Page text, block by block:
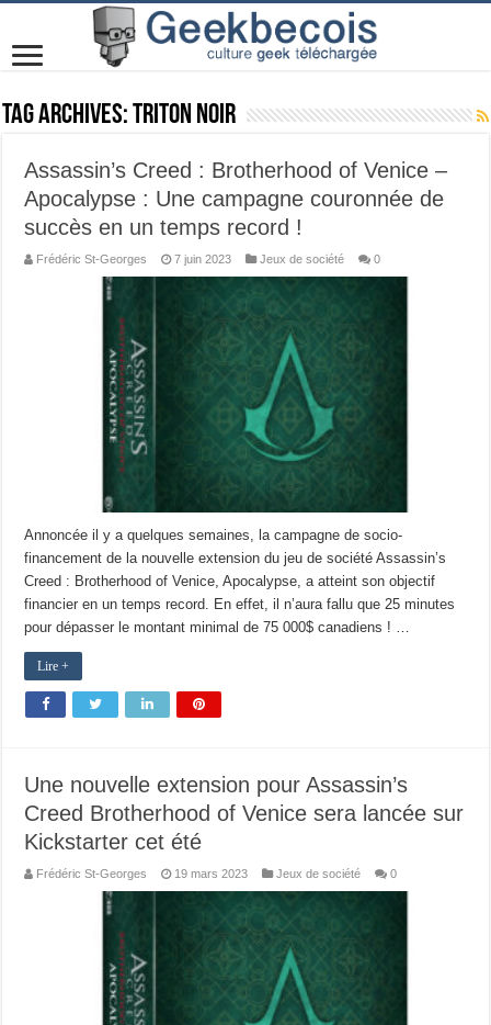
Tag Archives:Triton Noir
Assassin’s Creed : Brotherhood of Venice –
Apocalypse : Une campagne couronnée de
succès en un temps record !
Frédéric St-Georges 7 juin 2023 Jeux de société 0
Annoncée il y a quelques semaines, la campagne de socio-
financement de la nouvelle extension du jeu de société Assassin’s
Creed : Brotherhood of Venice, Apocalypse, a atteint son objectif
financier en un temps record. En effet, il n’aura fallu que 25 minutes
pour dépasser le montant minimal de 75 000$ canadiens ! …
Lire +
Une nouvelle extension pour Assassin’s
Creed Brotherhood of Venice sera lancée sur
Kickstarter cet été
Frédéric St-Georges 19 mars 2023 Jeux de société 0